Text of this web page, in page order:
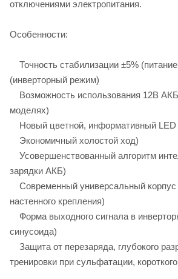
отключениями электропитания.
Особенности:
Точность стабилизации ±5%
(инверторный режим)
Возможность использования 12В
моделях)
Новый цветной, информативный LED
Экономичный холостой ход)
Усовершенствованный алгоритм
зарядки АКБ)
Современный универсальный
настенного крепления)
Форма выходного сигнала в
синусоида)
Защита от перезаряда, глубокого
тренировки при сульфатации,